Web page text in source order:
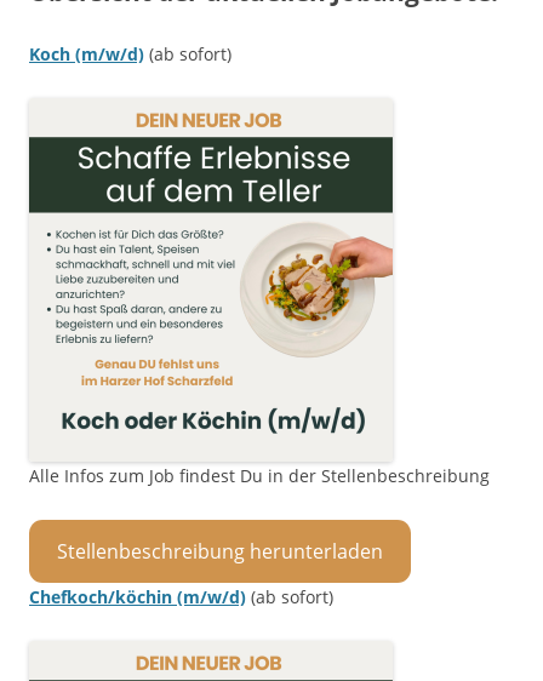
Koch (m/w/d) (ab sofort)
Alle Infos zum Job findest Du in der Stellenbeschreibung
Stellenbeschreibung herunterladen
Chefkoch/köchin (m/w/d) (ab sofort)